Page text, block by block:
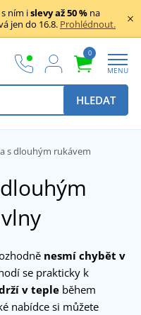
ním islevy až 50 % na
jen do 16.8. Prohlédnout.
0
MENU
HLEDAT
s dlouhým rukávem
nesmí chybět v
se prakticky k
v teple během
nabídce si můžete